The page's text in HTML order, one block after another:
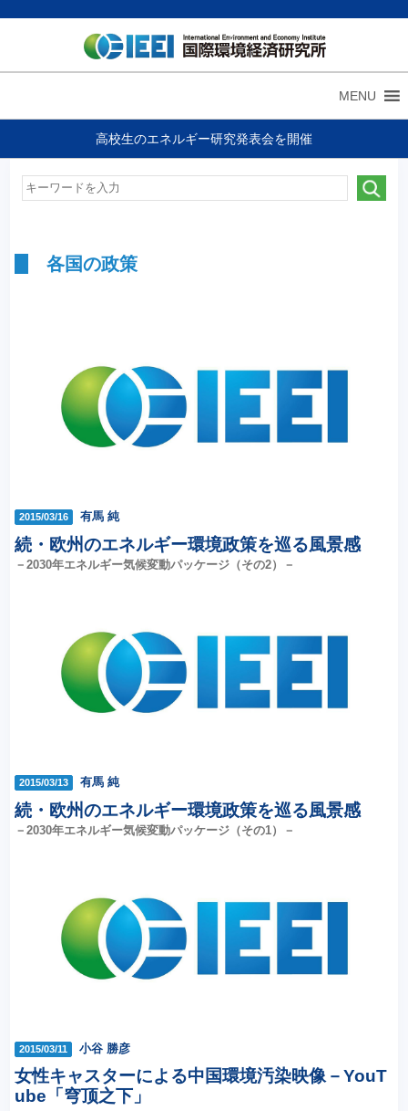
MENU
高校生のエネルギー研究発表会を開催
各国の政策
2015/03/16 有馬 純
続・欧州のエネルギー環境政策を巡る風景感
－2030年エネルギー気候変動パッケージ（その2）－
2015/03/13 有馬 純
続・欧州のエネルギー環境政策を巡る風景感
－2030年エネルギー気候変動パッケージ（その1）－
2015/03/11 小谷 勝彦
女性キャスターによる中国環境汚染映像－YouT
ube「穹顶之下」